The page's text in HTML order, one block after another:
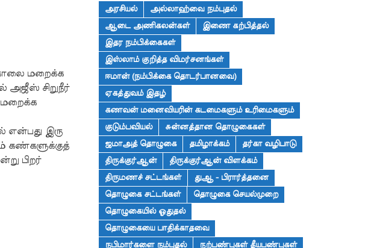
மறைக்க
அஜீஸ் சிறுநீர்
மறைக்க
என்பது இரு
கண்களுக்குத்
பிறர்
அரசியல்
அல்லாஹ்வை நம்புதல்
ஆடை அணிகலன்கள்
இணை கற்பித்தல்
இதர நம்பிக்கைகள்
இஸ்லாம் குறித்த விமர்சனங்கள்
ஈமான் (நம்பிக்கை தொடர்பானவை)
ஏகத்துவம் இதழ்
கணவன் மனைவியரின் கடமைகளும் உரிமைகளும்
குடும்பவியல்
சுன்னத்தான தொழுகைகள்
ஜமாஅத் தொழுகை
தமிழாக்கம்
தர்கா வழிபாடு
திருக்குர்ஆன்
திருக்குர்ஆன் விளக்கம்
திருமணச் சட்டங்கள்
துஆ - பிரார்த்தனை
தொழுகை சட்டங்கள்
தொழுகை செயல்முறை
தொழுகையில் ஓதுதல்
தொழுகையை பாதிக்காதவை
நபிமார்களை நம்புதல்
நற்பண்புகள் தீயபண்புகள்